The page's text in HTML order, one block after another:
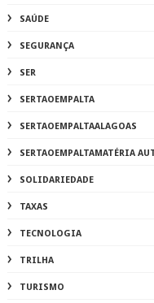
SAÚDE
SEGURANÇA
SER
SERTAOEMPALTA
SERTAOEMPALTAALAGOAS
SERTAOEMPALTAMATÉRIA
SOLIDARIEDADE
TAXAS
TECNOLOGIA
TRILHA
TURISMO